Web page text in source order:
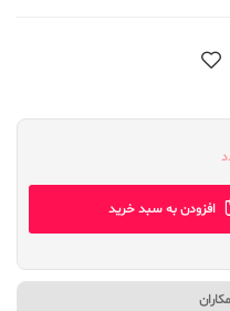
افزودن به سبد خرید